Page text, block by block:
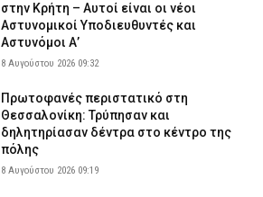
στην Κρήτη – Αυτοί είναι οι νέοι
Αστυνομικοί Υποδιευθυντές και
Αστυνόμοι Α’
8 Αυγούστου 2026 09:32
Πρωτοφανές περιστατικό στη
Θεσσαλονίκη: Τρύπησαν και
δηλητηρίασαν δέντρα στο κέντρο της
πόλης
8 Αυγούστου 2026 09:19